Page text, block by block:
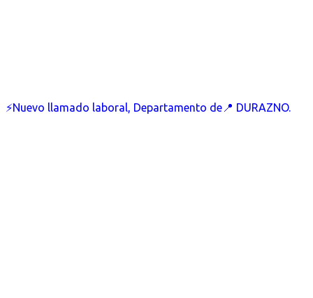
⚡Nuevo llamado laboral, Departamento de📍 DURAZNO.